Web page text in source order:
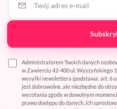
Administratorem Twoich danych
w Zawierciu 42-400 ul. Wyszyńskiego
wysyłki newslettera (podstawa: art. 6
jest dobrowolne, ale niezbędne do
wycofania zgody w dowolnym
prawo dostępu do danych, ich